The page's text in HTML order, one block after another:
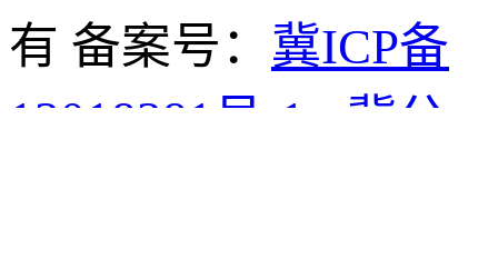
有 备案号： 冀ICP备
13018381号-1
冀公